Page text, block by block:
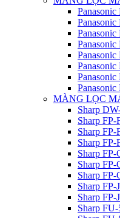
MÀNG LỌC
Sharp
Sharp FP-
Sharp
Sharp
Sharp
Sharp
Sharp
Sharp FP-
Sharp FP-
Sharp